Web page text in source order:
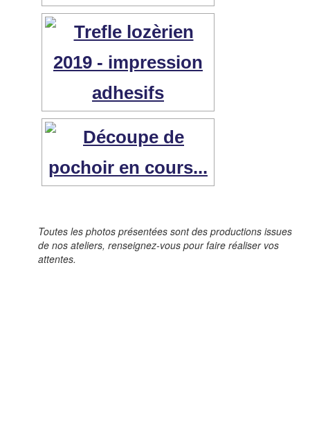
Toutes les photos présentées sont des productions issues
de nos ateliers, renseignez-vous pour faire réaliser vos
attentes.